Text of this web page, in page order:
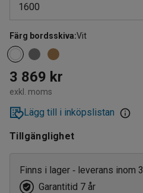
1600
1200
1600
1800
Färg bordsskiva:Vit
3 869 kr
exkl. moms
Lägg till i inköpslistan
Tillgänglighet
Finns i lager ‑ leverans inom 3
Garantitid 7 år